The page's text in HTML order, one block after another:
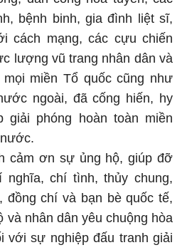
bệnh binh, gia đình liệt sĩ,
cách mạng, các cựu chiến
lượng vũ trang nhân dân và
miền Tổ quốc cũng như
ngoài, đã cống hiến, hy
giải phóng hoàn toàn miền
cảm ơn sự ủng hộ, giúp đỡ
chí tình, thủy chung,
đồng chí và bạn bè quốc tế,
nhân dân yêu chuộng hòa
với sự nghiệp đấu tranh giải